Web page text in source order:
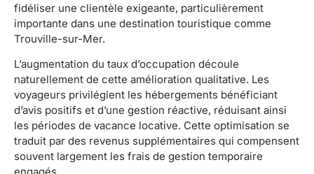
fidéliser une clientèle exigeante, particulièrement
importante dans une destination touristique comme
Trouville-sur-Mer.
L’augmentation du taux d’occupation découle
naturellement de cette amélioration qualitative. Les
voyageurs privilégient les hébergements bénéficiant
d’avis positifs et d’une gestion réactive, réduisant ainsi
les périodes de vacance locative. Cette optimisation se
traduit par des revenus supplémentaires qui compensent
souvent largement les frais de gestion temporaire